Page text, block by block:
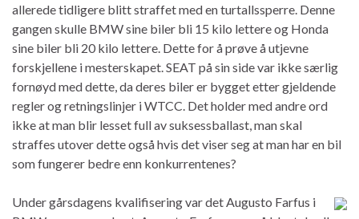
allerede tidligere blitt straffet med en turtallssperre. Denne
gangen skulle BMW sine biler bli 15 kilo lettere og Honda
sine biler bli 20 kilo lettere. Dette for å prøve å utjevne
forskjellene i mesterskapet. SEAT på sin side var ikke særlig
fornøyd med dette, da deres biler er bygget etter gjeldende
regler og retningslinjer i WTCC. Det holder med andre ord
ikke at man blir lesset full av suksessballast, man skal
straffes utover dette også hvis det viser seg at man har en bil
som fungerer bedre enn konkurrentenes?
Under gårsdagens kvalifisering var det Augusto Farfus i